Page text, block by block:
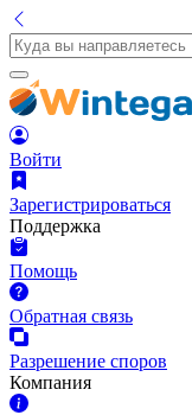
Войти
Зарегистрироваться
Поддержка
Помощь
Обратная связь
Разрешение споров
Компания